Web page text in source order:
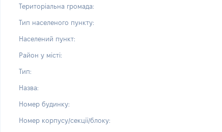
Територіальна громада:
Тип населеного пункту:
Населений пункт:
Район у місті:
Тип:
Назва:
Номер будинку:
Номер корпусу/секції/блоку: